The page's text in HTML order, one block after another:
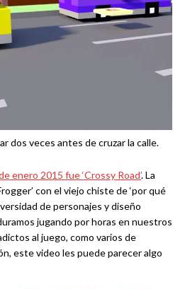
dos veces antes de cruzar la calle.
enero 2015 fue ‘Crossy Road’. La
con el viejo chiste de ‘por qué
de personajes y diseño
jugando por horas en nuestros
al juego, como varios de
este video les puede parecer algo